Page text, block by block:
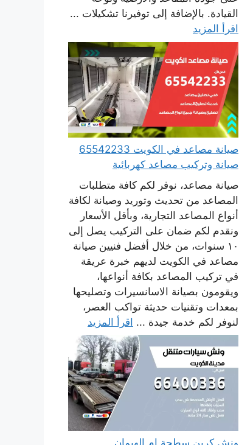
القيادة. بالإضافة إلى توفيرنا تشكيلات ...
اقرأ المزيد
صيانة مصاعد في الكويت 65542233
صيانة وتركيب مصاعد كهربائية
صيانة مصاعد، نوفر لكم كافة متطلبات
المصاعد من تحديث وتوريد وصيانة لكافة
أنواع المصاعد التجارية، وبأقل الأسعار
ونقدم لكم ضمان على التركيب يصل إلى
١٠ سنوات، من خلال أفضل فنيين صيانة
مصاعد في الكويت لديهم خبرة عريقة
في تركيب المصاعد بكافة أنواعها،
ويقومون بصيانة الاسانسيرات وتصليحها
بمعدات وتقنيات حديثة تواكب العصر،
لنوفر لكم خدمة جيدة ... اقرأ المزيد
ونش كرين سطحة ام الهيمان